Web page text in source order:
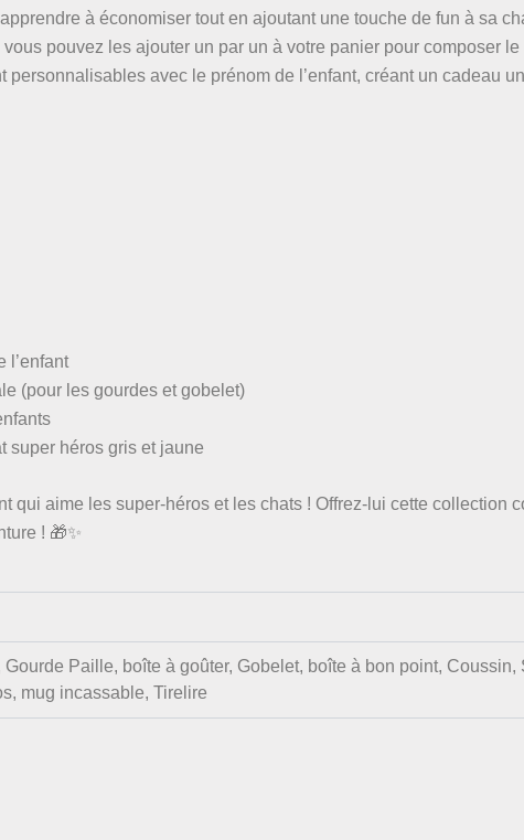
à économiser tout en ajoutant une touche de fun à sa
pouvez les ajouter un par un à votre panier pour composer le
personnalisables avec le prénom de l’enfant, créant un cadeau
l’enfant
(pour les gourdes et gobelet)
super héros gris et jaune
qui aime les super-héros et les chats ! Offrez-lui cette collection
! 🎁✨
Gourde Paille, boîte à goûter, Gobelet, boîte à bon point, Coussin,
mug incassable, Tirelire